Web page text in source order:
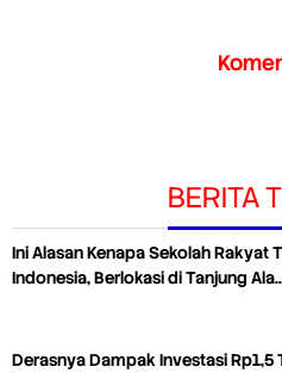
BERITA
Ini Alasan Kenapa Sekolah Rakyat
Indonesia, Berlokasi di Tanjung
Derasnya Dampak Investasi Rp1,5